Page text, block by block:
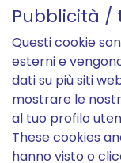
Pubblicità /
Questi cookie
esterni e
dati su più siti
mostrare le
al tuo profilo
These cookies
hanno visto o